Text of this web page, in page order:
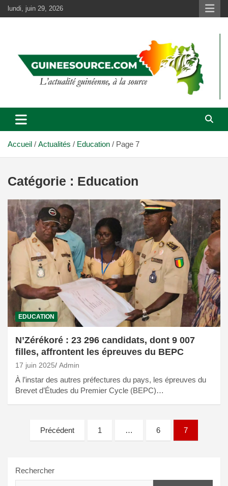
Aller
au
lundi, juin 29, 2026
Accueil Actualités Education Page 7
Catégorie : Education
EDUCATION
N’Zérékoré : 23 296 candidats, dont 9 007
filles, affrontent les épreuves du BEPC
17 juin 2025 Admin
À l’instar des autres préfectures du pays, les épreuves du
Brevet d’Études du Premier Cycle (BEPC)…
Pagination
Précédent 1 … 6 7
Rechercher